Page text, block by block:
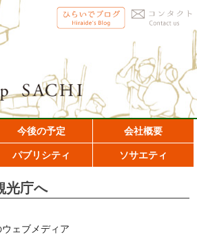
今後の予定 会社概要
パブリシティ ソサエティ
光庁へ
ェブメディア